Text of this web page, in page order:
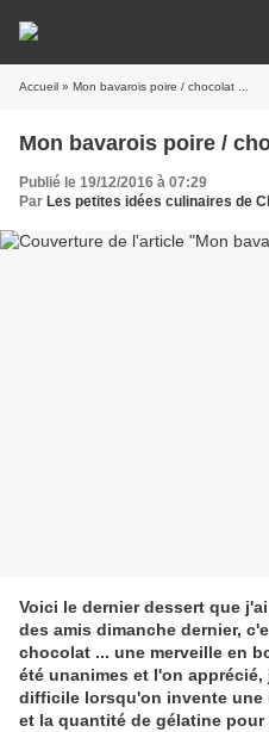
Accueil » Mon bavarois poire / chocolat ...
Mon bavarois poire /
Publié le 19/12/2016 à 07:29
Par Les petites idées culinaires de
Voici le dernier dessert que
des amis dimanche dernier,
chocolat ... une merveille en
été unanimes et l'on
difficile lorsqu'on invente une
et la quantité de gélatine